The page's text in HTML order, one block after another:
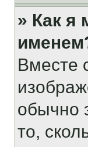
» Как я
Вместе
обычно
то,